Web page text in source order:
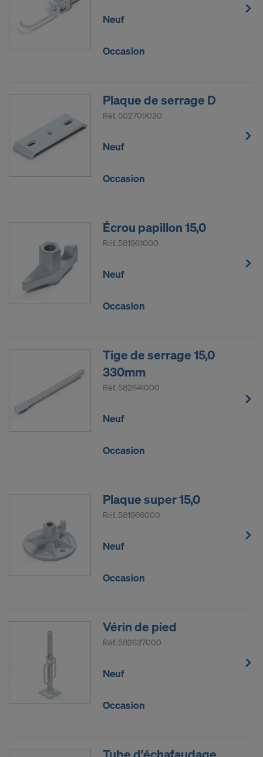
Neuf
Occasion
Plaque de serrage D
Réf. 502709030
Neuf
Occasion
Écrou papillon 15,0
Réf. 581961000
Neuf
Occasion
Tige de serrage 15,0
330mm
Réf. 582641000
Neuf
Occasion
Plaque super 15,0
Réf. 581966000
Neuf
Occasion
Vérin de pied
Réf. 582637000
Neuf
Occasion